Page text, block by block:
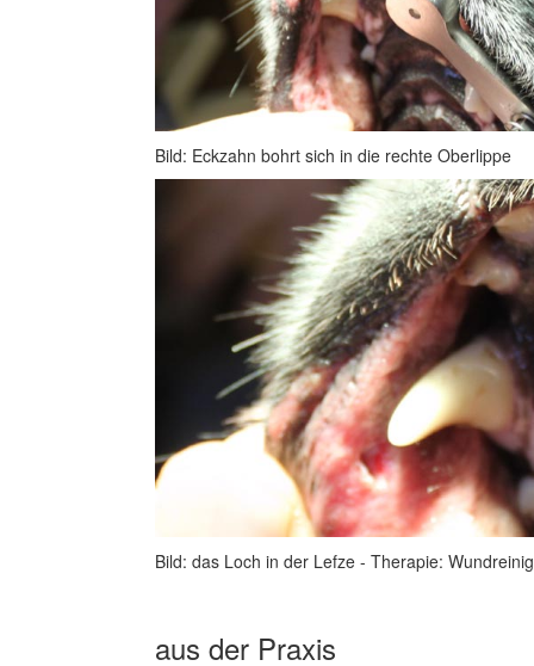
Bild: Eckzahn bohrt sich in die rechte Oberlippe
Bild: das Loch in der Lefze - Therapie:
aus der Praxis